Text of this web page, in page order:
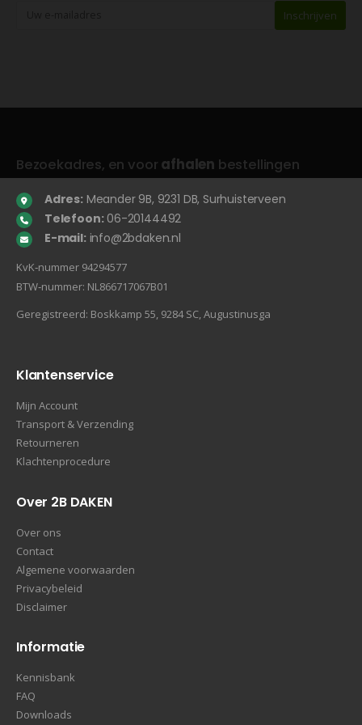
Bezoekadres, en voor afhalen bestellingen
Adres:Meander 9B, 9231 DB, Surhuisterveen
Telefoon:06-20144492
E-mail:info@2bdaken.nl
KvK‐nummer 94294577
BTW‐nummer: NL866717067B01
Geregistreerd: Boskkamp 55, 9284 SC, Augustinusga
Klantenservice
Mijn Account
Transport & Verzending
Retourneren
Klachtenprocedure
Over 2B DAKEN
Over ons
Contact
Algemene voorwaarden
Privacybeleid
Disclaimer
Informatie
Kennisbank
FAQ
Downloads